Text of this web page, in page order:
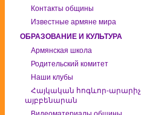
Контакты общины
Известные армяне мира
ОБРАЗОВАНИЕ И КУЛЬТУРА
Армянская школа
Родительский комитет
Наши клубы
Հայկական հոգևոր-արարիչ
այբբենարան